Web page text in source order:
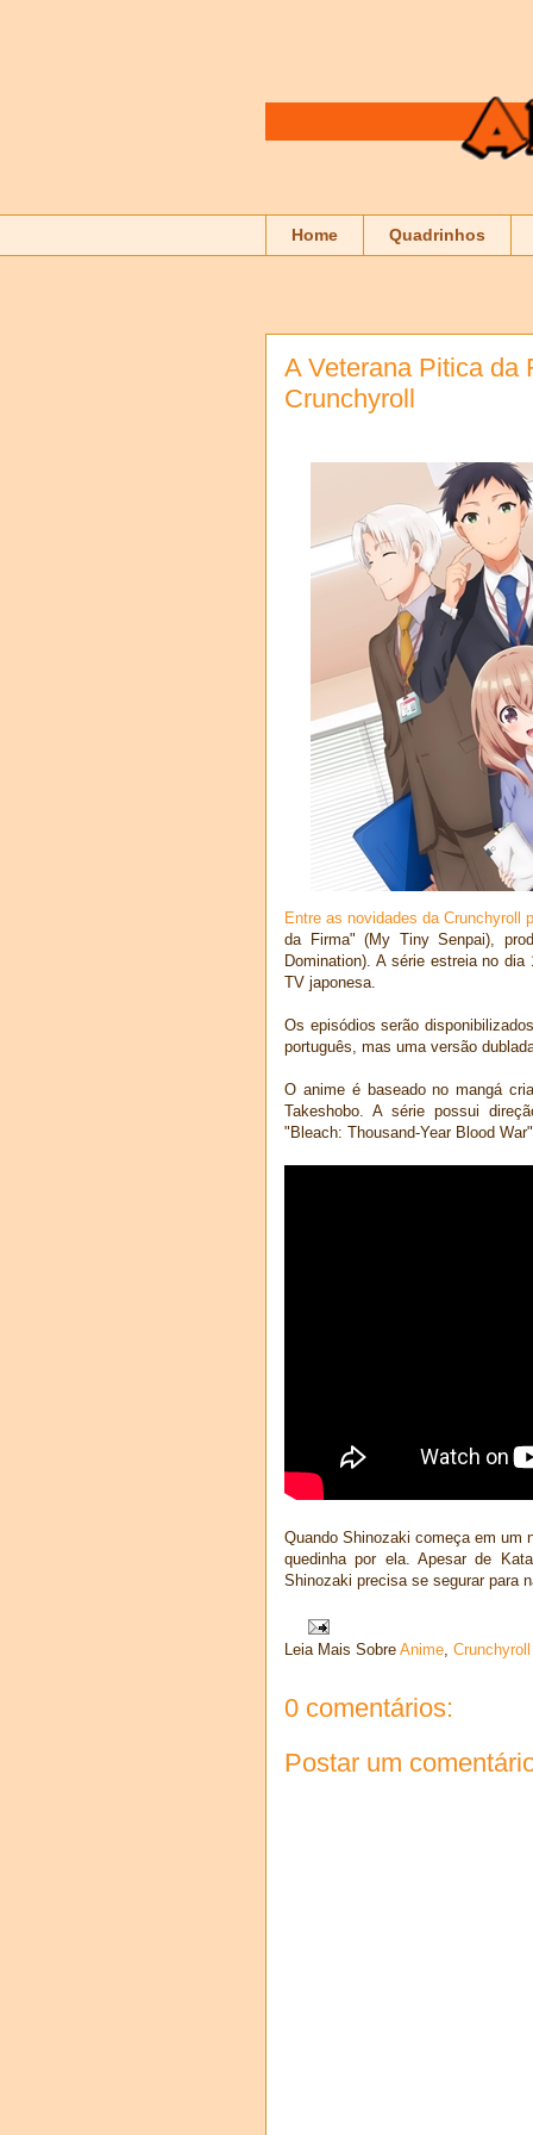
Home Quadrinhos
A Veterana Pitica da
Crunchyroll
Entre as novidades da Crunchyroll
da Firma" (My Tiny Senpai),
Domination). A série estreia no
TV japonesa.
Os episódios serão
português, mas uma versão
O anime é baseado no mangá
Takeshobo. A série possui
"Bleach: Thousand-Year Blood
Quando Shinozaki começa em um
quedinha por ela. Apesar de
Shinozaki precisa se segurar para
Leia Mais Sobre Anime, Crunchyroll
0 comentários:
Postar um